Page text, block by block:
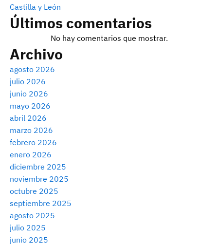
Castilla y León
Últimos comentarios
No hay comentarios que mostrar.
Archivo
agosto 2026
julio 2026
junio 2026
mayo 2026
abril 2026
marzo 2026
febrero 2026
enero 2026
diciembre 2025
noviembre 2025
octubre 2025
septiembre 2025
agosto 2025
julio 2025
junio 2025